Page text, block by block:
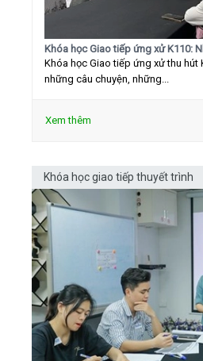
Khóa học Giao tiếp ứng xử K110:
Khóa học Giao tiếp ứng xử thu hút
những câu chuyện, những...
Xem thêm
Khóa học giao tiếp thuyết trình